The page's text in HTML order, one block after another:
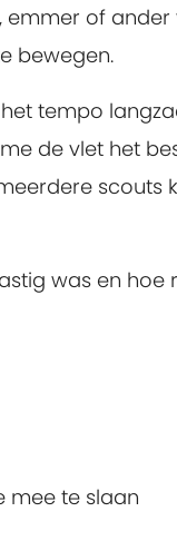
of
bewegen.
tempo
de vlet het
scouts
was en hoe
mee te slaan